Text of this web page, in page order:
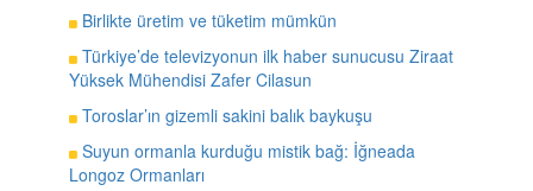
Birlikte üretim ve tüketim mümkün
Türkiye’de televizyonun ilk haber sunucusu Ziraat
Yüksek Mühendisi Zafer Cilasun
Toroslar’ın gizemli sakini balık baykuşu
Suyun ormanla kurduğu mistik bağ: İğneada
Longoz Ormanları